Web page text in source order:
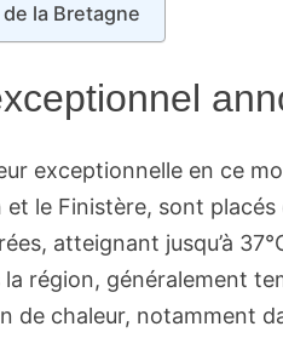
la Bretagne
exceptionnelle en ce
le Finistère, sont
atteignant jusqu’à
région, généralement
de chaleur, notamment